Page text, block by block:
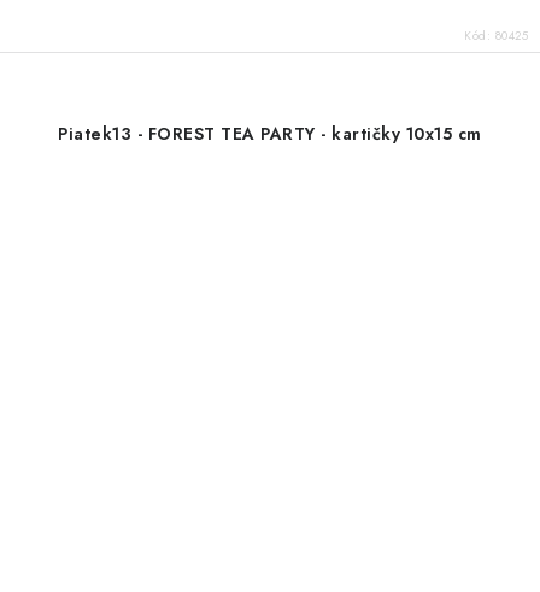
Kód: 80425
Piatek13 - FOREST TEA PARTY - kartičky 10x15 cm